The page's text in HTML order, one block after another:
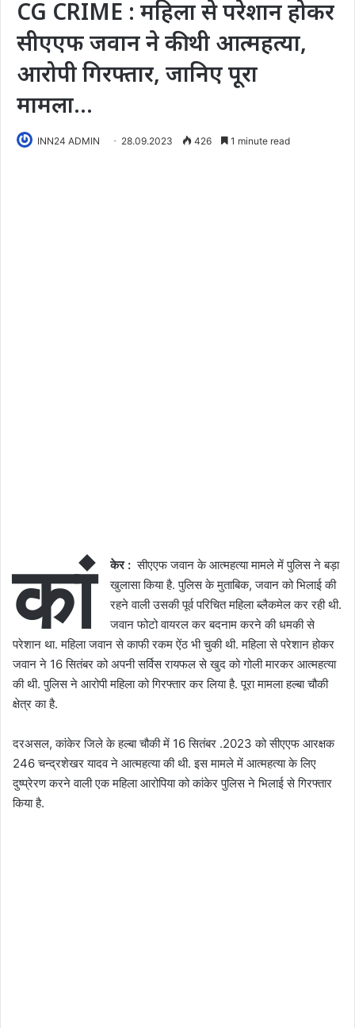
CG CRIME : महिला से परेशान होकर
सीएएफ जवान ने की थी आत्महत्या,
आरोपी गिरफ्तार, जानिए पूरा
मामला…
INN24 ADMIN 28.09.2023 426 1 minute read
कां केर : सीएएफ जवान के आत्महत्या मामले में पुलिस ने बड़ा
खुलासा किया है. पुलिस के मुताबिक, जवान को भिलाई की
रहने वाली उसकी पूर्व परिचित महिला ब्लैकमेल कर रही थी.
जवान फोटो वायरल कर बदनाम करने की धमकी से
परेशान था. महिला जवान से काफी रकम ऐंठ भी चुकी थी. महिला से परेशान होकर
जवान ने 16 सितंबर को अपनी सर्विस रायफल से खुद को गोली मारकर आत्महत्या
की थी. पुलिस ने आरोपी महिला को गिरफ्तार कर लिया है. पूरा मामला हल्बा चौकी
क्षेत्र का है.
दरअसल, कांकेर जिले के हल्बा चौकी में 16 सितंबर .2023 को सीएएफ आरक्षक
246 चन्द्रशेखर यादव ने आत्महत्या की थी. इस मामले में आत्महत्या के लिए
दुष्प्रेरण करने वाली एक महिला आरोपिया को कांकेर पुलिस ने भिलाई से गिरफ्तार
किया है.